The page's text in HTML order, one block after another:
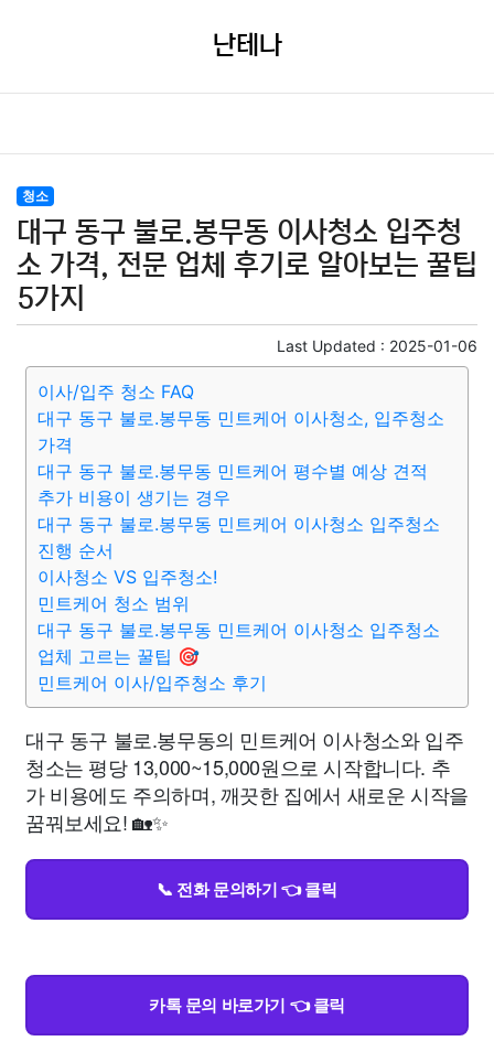
난테나
청소
대구 동구 불로.봉무동 이사청소 입주청
소 가격, 전문 업체 후기로 알아보는 꿀팁
5가지
Last Updated : 2025-01-06
이사/입주 청소 FAQ
대구 동구 불로.봉무동 민트케어 이사청소, 입주청소
가격
대구 동구 불로.봉무동 민트케어 평수별 예상 견적
추가 비용이 생기는 경우
대구 동구 불로.봉무동 민트케어 이사청소 입주청소
진행 순서
이사청소 VS 입주청소!
민트케어 청소 범위
대구 동구 불로.봉무동 민트케어 이사청소 입주청소
업체 고르는 꿀팁 🎯
민트케어 이사/입주청소 후기
대구 동구 불로.봉무동의 민트케어 이사청소와 입주
청소는 평당 13,000~15,000원으로 시작합니다. 추
가 비용에도 주의하며, 깨끗한 집에서 새로운 시작을
꿈꿔보세요! 🏡✨
📞 전화 문의하기 👈 클릭
카톡 문의 바로가기 👈 클릭